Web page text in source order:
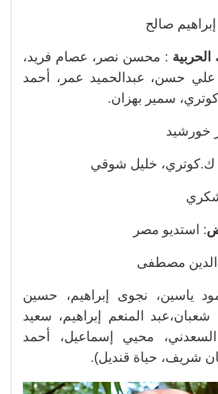
صالح
: محسن نصر، عصام فريد،
حسن، عبدالحميد عمر، أحمد
سمير بهزان.
خورشيد
ك.كوتري، خليل شوقي
شكري
: استديو مصر
مصطفى
ياسين، نجوى إبراهيم، حسين
المنعم إبراهيم، سعيد
محيي إسماعيل، أحمد
شريف، حياة قنديل).